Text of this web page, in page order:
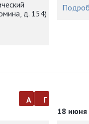
д. 154)
а г
18 июня